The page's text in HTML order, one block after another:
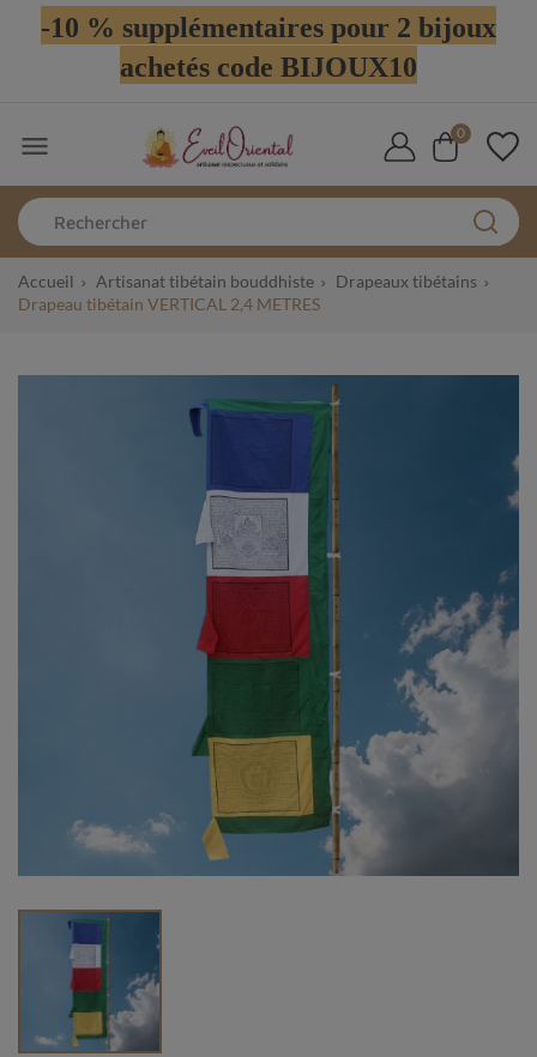
-10 % supplémentaires pour 2 bijoux
achetés code BIJOUX10
 0
Accueil Artisanat tibétain bouddhiste
Drapeaux tibétains
Drapeau tibétain VERTICAL 2,4 METRES